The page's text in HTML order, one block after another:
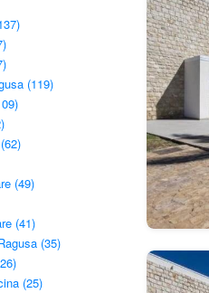
(119)
(49)
(41)
(35)
(25)